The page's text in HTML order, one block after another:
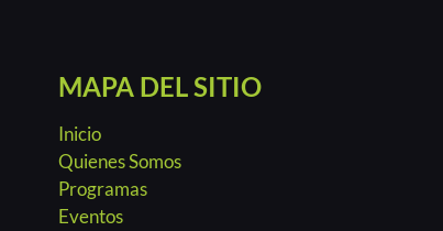
MAPA DEL SITIO
Inicio
Quienes Somos
Programas
Eventos